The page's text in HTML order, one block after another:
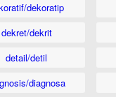
dekoratip
dekret/dekrit
detail/detil
diagnosa